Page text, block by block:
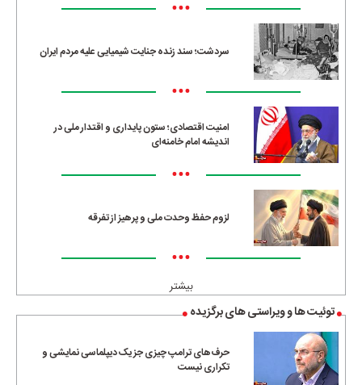
•••
سردشت؛ سند زنده جنایت شیمیایی علیه مردم ایران
•••
امنیت اقتصادی؛ ستون پایداری و اقتدار ملی در
اندیشه امام خامنه‌ای
•••
لزوم حفظ وحدت ملی و پرهیز از تفرقه
•••
بیشتر
توئیت ها و ویراستی های برگزیده
حرف‌های ترامپ چیزی جز یک دیپلماسی نمایشی و
تکراری نیست